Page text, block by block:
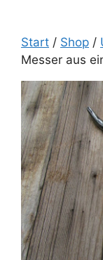
Start / Shop /
Messer aus